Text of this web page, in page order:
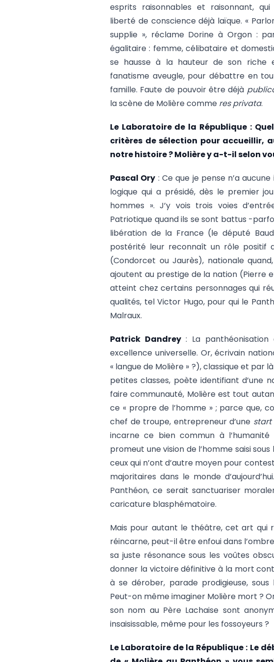
esprits raisonnables et raisonnant,
liberté de conscience déjà laïque. «
supplie », réclame Dorine à Orgon :
égalitaire : femme, célibataire et
se hausse à la hauteur de son riche
fanatisme aveugle, pour débattre en
famille. Faute de pouvoir être déjà
la scène de Molière comme res privata.
Le Laboratoire de la République :
critères de sélection pour accueillir,
notre histoire ? Molière y a-t-il selon
Pascal Ory : Ce que je pense n’a
logique qui a présidé, dès le premier
hommes ». J’y vois trois voies
Patriotique quand ils se sont battus -
libération de la France (le député
postérité leur reconnaît un rôle positif
(Condorcet ou Jaurès), nationale
ajoutent au prestige de la nation (Pierre
atteint chez certains personnages qui
qualités, tel Victor Hugo, pour qui le
Malraux.
Patrick Dandrey : La
excellence universelle. Or, écrivain
« langue de Molière » ?), classique et par
petites classes, poète identifiant d’une
faire communauté, Molière est tout
ce « propre de l’homme » ; parce que,
chef de troupe, entrepreneur d’une start
incarne ce bien commun à
promeut une vision de l’homme saisi
ceux qui n’ont d’autre moyen pour
majoritaires dans le monde
Panthéon, ce serait sanctuariser
caricature blasphématoire.
Mais pour autant le théâtre, cet art qui
réincarne, peut-il être enfoui dans
sa juste résonance sous les voûtes
donner la victoire définitive à la mort
à se dérober, parade prodigieuse,
Peut-on même imaginer Molière mort ?
son nom au Père Lachaise sont
insaisissable, même pour les fossoyeurs ?
Le Laboratoire de la République : Le